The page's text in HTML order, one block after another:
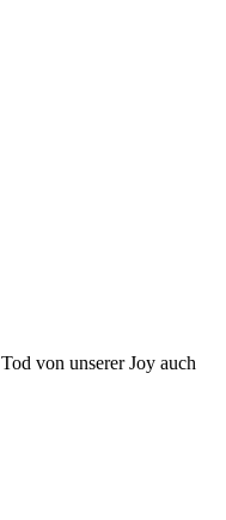
von unserer Joy auch